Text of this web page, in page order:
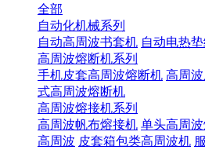
全部
自动化机械系列
自动高周波书套机 自动电热
高周波熔断机系列
手机皮套高周波熔断机 高周
式高周波熔断机
高周波熔接机系列
高周波帆布熔接机 单头高周
高周波 皮套箱包类高周波机